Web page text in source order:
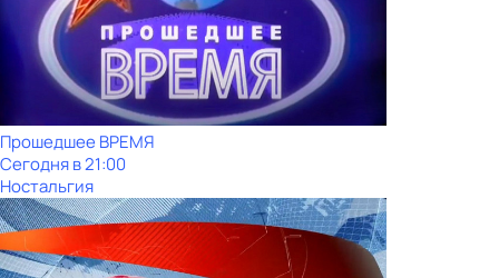
Прошедшее ВРЕМЯ
Сегодня в 21:00
Ностальгия